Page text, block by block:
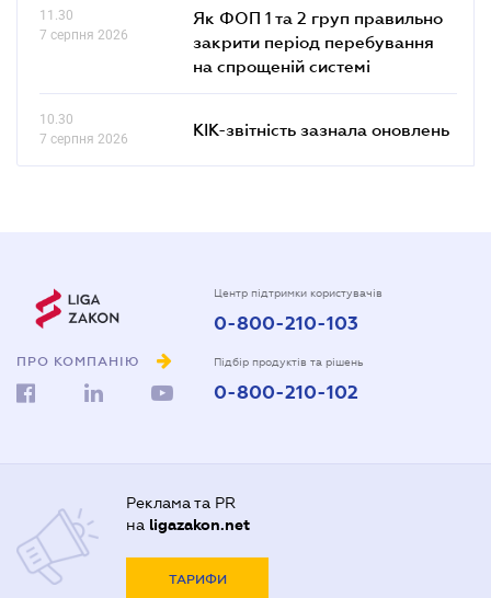
11.30
7 серпня 2026
Як ФОП 1 та 2 груп правильно
закрити період перебування
на спрощеній системі
10.30
7 серпня 2026
КІК-звітність зазнала оновлень
ПРО КОМПАНІЮ
Центр підтримки користувачів
0-800-210-103
Підбір продуктів та рішень
0-800-210-102
Реклама та PR
на ligazakon.net
ТАРИФИ